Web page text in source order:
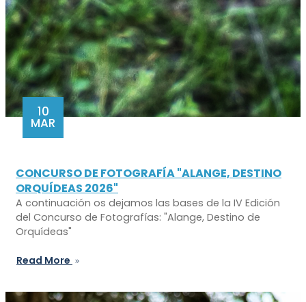
10
MAR
CONCURSO DE FOTOGRAFÍA "ALANGE, DESTINO
ORQUÍDEAS 2026"
A continuación os dejamos las bases de la IV Edición
del Concurso de Fotografías: "Alange, Destino de
Orquídeas"
Read More